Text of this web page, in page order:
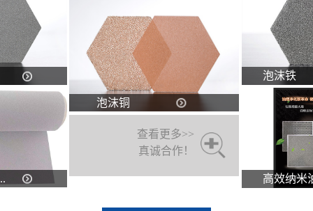
泡沫铜
查看更多>>
真诚合作！
泡沫铁
高效纳米